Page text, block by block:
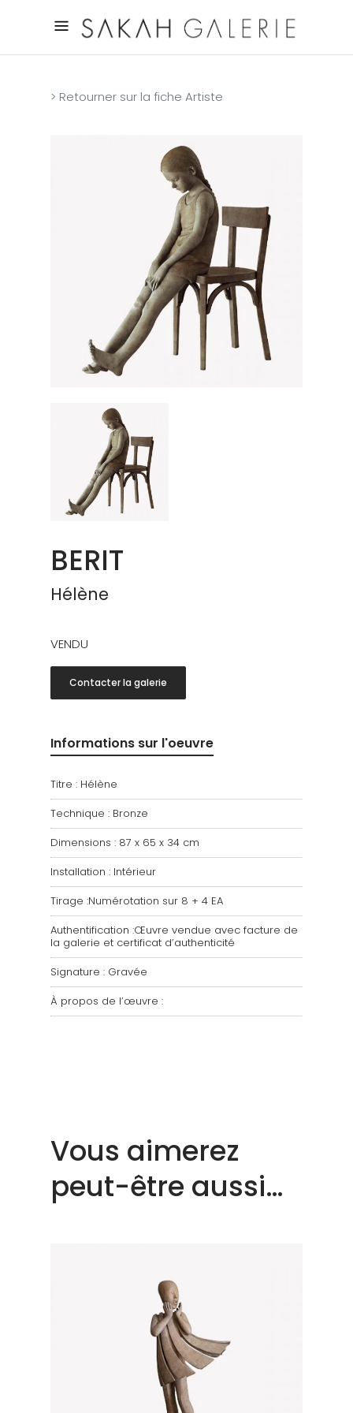
> Retourner sur la fiche Artiste
BERIT
Hélène
VENDU
Contacter la galerie
Informations sur l'oeuvre
Titre : Hélène
Technique : Bronze
Dimensions : 87 x 65 x 34 cm
Installation : Intérieur
Tirage :Numérotation sur 8 + 4 EA
Authentification :Œuvre vendue avec facture de
la galerie et certificat d’authenticité
Signature : Gravée
À propos de l’œuvre :
Vous aimerez
peut-être aussi…